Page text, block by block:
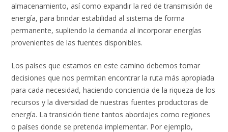
almacenamiento, así como expandir la red de transmisión de
energía, para brindar estabilidad al sistema de forma
permanente, supliendo la demanda al incorporar energías
provenientes de las fuentes disponibles.
Los países que estamos en este camino debemos tomar
decisiones que nos permitan encontrar la ruta más apropiada
para cada necesidad, haciendo conciencia de la riqueza de los
recursos y la diversidad de nuestras fuentes productoras de
energía. La transición tiene tantos abordajes como regiones
o países donde se pretenda implementar. Por ejemplo,